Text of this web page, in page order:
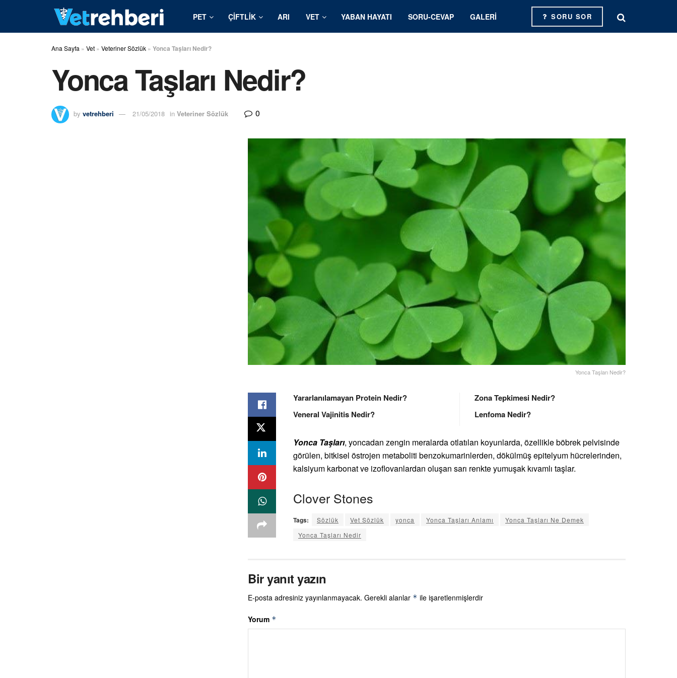
PET ÇIFTLIK ARI VET YABAN HAYATI SORU-CEVAP GALERI SORU SOR
Ana Sayfa » Vet » Veteriner Sözlük » Yonca Taşları Nedir?
Yonca Taşları Nedir?
by vetrehberi 21/05/2018 in Veteriner Sözlük 0
Yonca Taşları Nedir?
Yararlanılamayan Protein Nedir?
Veneral Vajinitis Nedir?
Zona Tepkimesi Nedir?
Lenfoma Nedir?
Yonca Taşları, yoncadan zengin meralarda otlatılan koyunlarda, özellikle böbrek pelvisinde
görülen, bitkisel östrojen metaboliti benzokumarinlerden, dökülmüş epitelyum hücrelerinden,
kalsiyum karbonat ve izoflovanlardan oluşan sarı renkte yumuşak kıvamlı taşlar.
Clover Stones
Tags: Sözlük Vet Sözlük yonca Yonca Taşları Anlamı
Yonca Taşları Ne Demek
Yonca Taşları Nedir
Bir yanıt yazın
E-posta adresiniz yayınlanmayacak. Gerekli alanlar * ile işaretlenmişlerdir
Yorum *